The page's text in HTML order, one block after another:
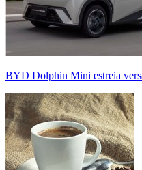
BYD Dolphin Mini estreia